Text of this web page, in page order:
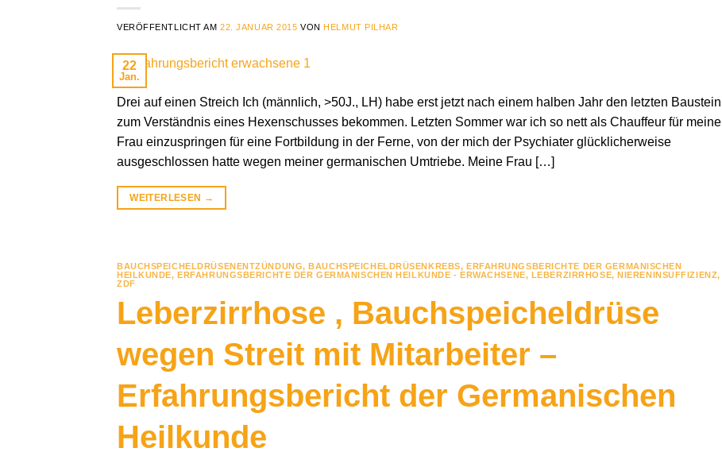
VERÖFFENTLICHT AM22. JANUAR 2015 VON HELMUT PILHAR
22
Jan.
Drei auf einen Streich Ich (männlich, >50J., LH) habe erst jetzt nach einem halben Jahr den letzten Baustein
zum Verständnis eines Hexenschusses bekommen. Letzten Sommer war ich so nett als Chauffeur für meine
Frau einzuspringen für eine Fortbildung in der Ferne, von der mich der Psychiater glücklicherweise
ausgeschlossen hatte wegen meiner germanischen Umtriebe. Meine Frau […]
WEITERLESEN →
BAUCHSPEICHELDRÜSENENTZÜNDUNG,BAUCHSPEICHELDRÜSENKREBS, ERFAHRUNGSBERICHTE DER GERMANISCHEN
HEILKUNDE,ERFAHRUNGSBERICHTE DER GERMANISCHEN HEILKUNDE - ERWACHSENE, LEBERZIRRHOSE,NIERENINSUFFIZIENZ,
ZDF
Leberzirrhose , Bauchspeicheldrüse
wegen Streit mit Mitarbeiter –
Erfahrungsbericht der Germanischen
Heilkunde